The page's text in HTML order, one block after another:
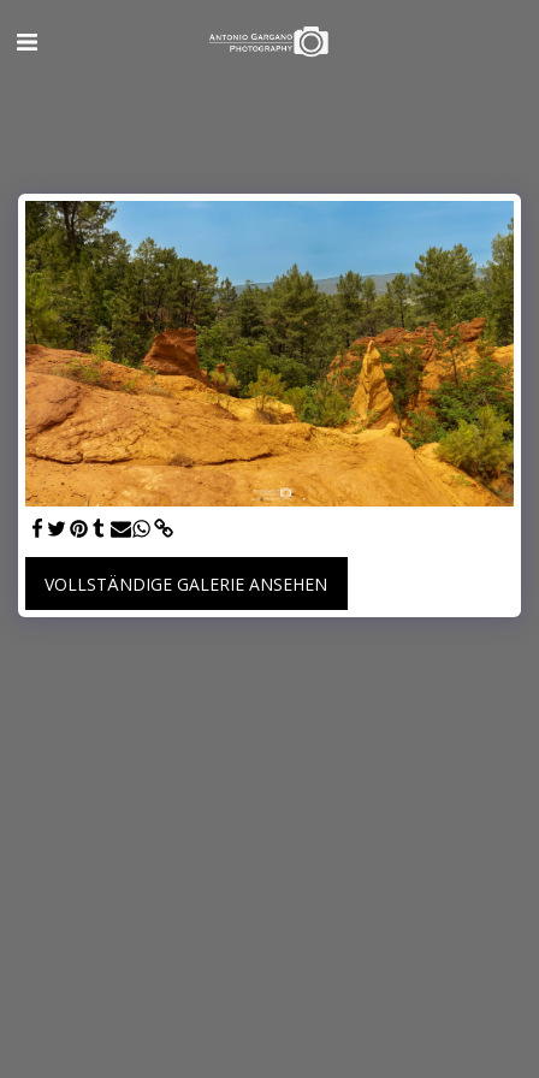
VOLLSTÄNDIGE GALERIE ANSEHEN